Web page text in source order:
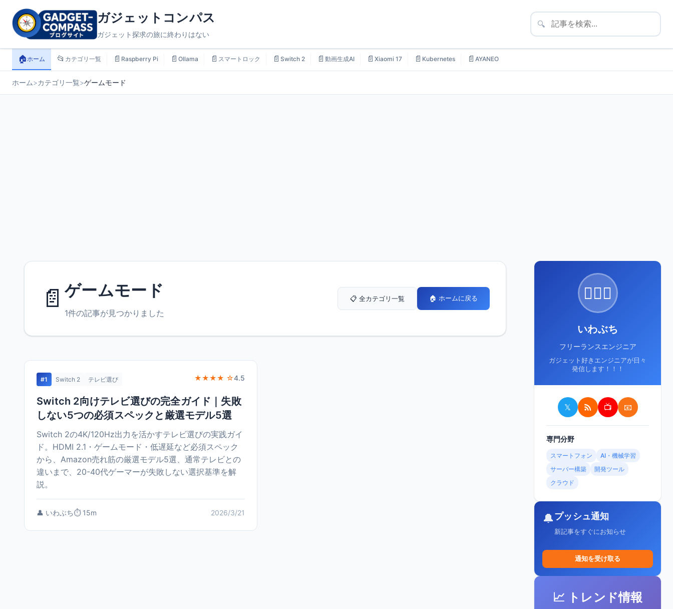
ガジェットコンパス
ガジェット探求の旅に終わりはない
🔍
🏠ホーム 📂 カテゴリ一覧 📄 Raspberry Pi 📄 Ollama 📄 スマートロック 📄 Switch 2 📄 動画生成AI 📄 Xiaomi 17 📄 Kubernetes 📄 AYANEO
ホーム>カテゴリ一覧>ゲームモード
📄 ゲームモード
1件の記事が見つかりました
📋 全カテゴリ一覧 🏠 ホームに戻る
#1 Switch 2 テレビ選び ★★★★ ☆4.5
Switch 2向けテレビ選びの完全ガイド｜失敗
しない5つの必須スペックと厳選モデル5選
Switch 2の4K/120Hz出力を活かすテレビ選びの実践ガイ
ド。HDMI 2.1・ゲームモード・低遅延など必須スペック
から、Amazon売れ筋の厳選モデル5選、通常テレビとの
違いまで、20-40代ゲーマーが失敗しない選択基準を解
説。
👤 いわぶち⏱️ 15m 2026/3/21
🙋🏻‍♂️
いわぶち
フリーランスエンジニア
ガジェット好きエンジニアが日々
発信します！！！
𝕏 📺 📧
専門分野
スマートフォン
AI・機械学習
サーバー構築
開発ツール
クラウド
🔔プッシュ通知
新記事をすぐにお知らせ
通知を受け取る
📈 トレンド情報